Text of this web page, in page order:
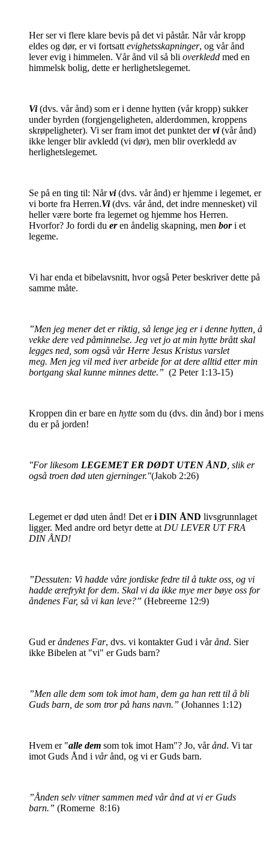
Her ser vi flere klare bevis på det vi påstår. Når vår kropp
eldes og dør, er vi fortsatt evighetsskapninger, og vår ånd
lever evig i himmelen. Vår ånd vil så bli overkledd med en
himmelsk bolig, dette er herlighetslegemet.
Vi(dvs. vår ånd) som er i denne hytten (vår kropp) sukker
under byrden (forgjengeligheten, alderdommen, kroppens
skrøpeligheter). Vi ser fram imot det punktet dervi(vår ånd)
ikke lenger blir avkledd (vi dør), men blir overkledd av
herlighetslegemet.
Se på en ting til: Nårvi(dvs. vår ånd) er hjemme i legemet, er
vi borte fra Herren.Vi(dvs. vår ånd, det indre mennesket) vil
heller være borte fra legemet og hjemme hos Herren.
Hvorfor? Jo fordi du eren åndelig skapning, men bori et
legeme.
Vi har enda et bibelavsnitt, hvor også Peter beskriver dette på
samme måte.
”Men jeg mener det er riktig, så lenge jeg er i denne hytten, å
vekke dere ved påminnelse. Jeg vet jo at min hytte brått skal
legges ned, som også vår Herre Jesus Kristus varslet
meg. Men jeg vil med iver arbeide for at dere alltid etter min
bortgang skal kunne minnes dette.” (2 Peter 1:13-15)
Kroppen din er bare en hytte som du (dvs. din ånd) bor i mens
du er på jorden!
"For likesom LEGEMET ER DØDT UTEN ÅND , slik er
også troen død uten gjerninger."(Jakob 2:26)
Legemet er død uten ånd! Det eri DIN ÅND livsgrunnlaget
ligger. Med andre ord betyr dette at DU LEVER UT FRA
DIN ÅND!
”Dessuten: Vi hadde våre jordiske fedre til å tukte oss, og vi
hadde ærefrykt for dem. Skal vi da ikke mye mer bøye oss for
åndenes Far, så vi kan leve?” (Hebreerne 12:9)
Gud eråndenes Far, dvs. vi kontakter Gud i vårånd. Sier
ikke Bibelen at "vi" er Guds barn?
”Men alle dem som tok imot ham, dem ga han rett til å bli
Guds barn, de som tror på hans navn.” (Johannes 1:12)
Hvem er "alle dem som tok imot Ham"? Jo, vårånd. Vi tar
imot Guds Ånd i vårånd, og vi er Guds barn.
”Ånden selv vitner sammen med vår ånd at vi er Guds
barn.” (Romerne 8:16)